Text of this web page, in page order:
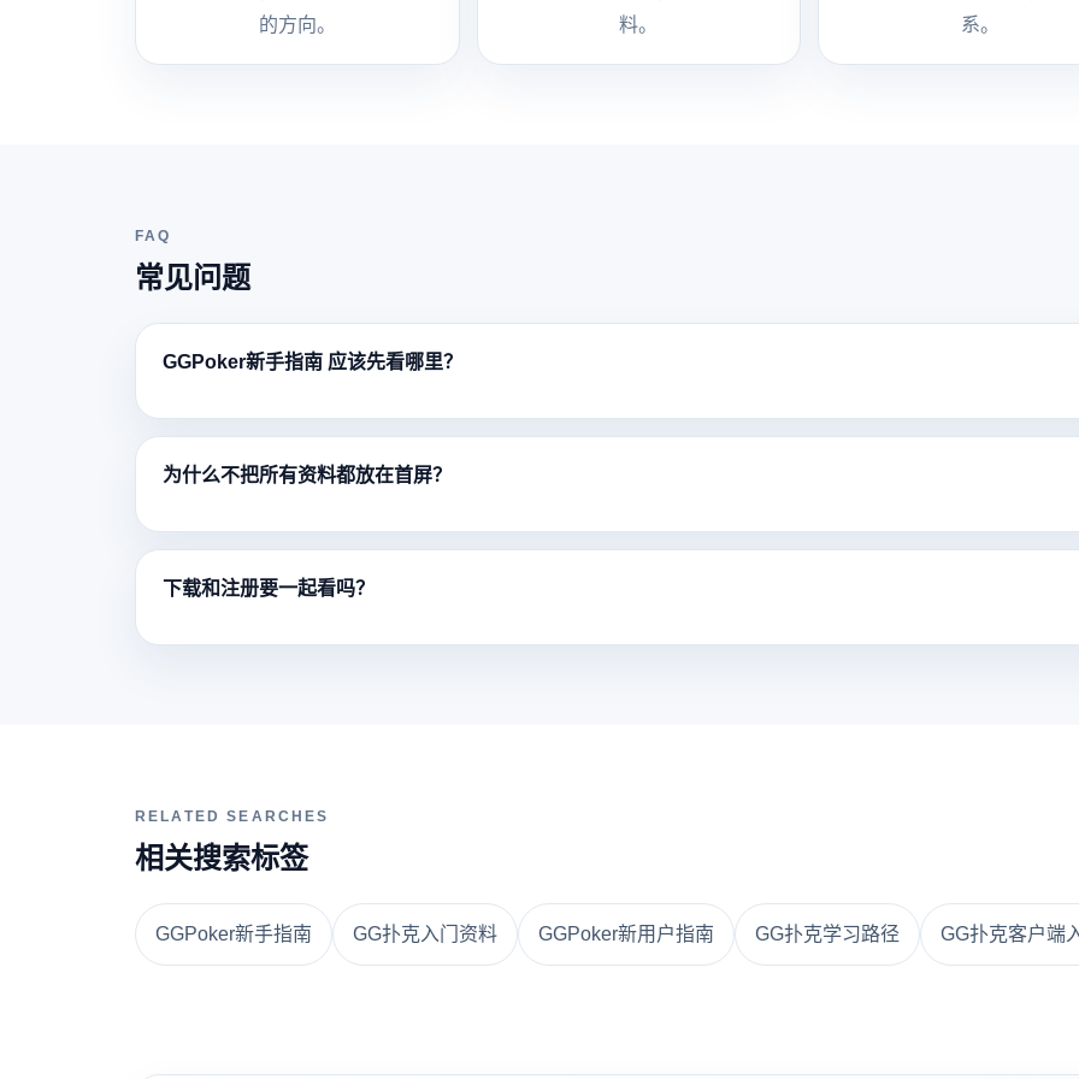
的方向。
料。
系。
FAQ
常见问题
GGPoker新手指南 应该先看哪里？
为什么不把所有资料都放在首屏？
下载和注册要一起看吗？
RELATED SEARCHES
相关搜索标签
GGPoker新手指南 GG扑克入门资料 GGPoker新用户指南 GG扑克学习路径 GG扑克客户端